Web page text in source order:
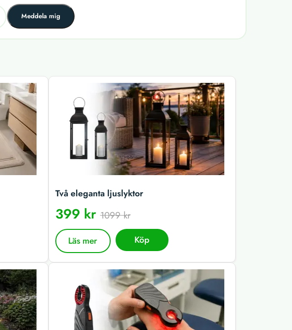
Meddela mig
Två eleganta ljuslyktor
399 kr1099 kr
Läs mer Köp